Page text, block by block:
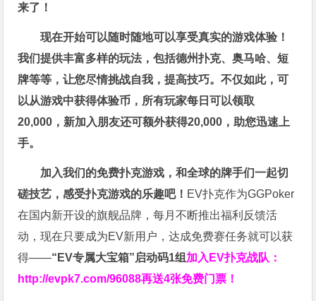
来了！
现在开始可以随时随地可以享受真实的游戏体验！
我们提供丰富多样的玩法，包括德州扑克、奥马哈、短
牌等等，让您尽情挑战自我，提高技巧。不仅如此，可
以从游戏中获得体验币，所有玩家每日可以领取
20,000，新加入朋友还可额外获得20,000，助您迅速上
手。
加入我们的免费扑克游戏，和全球的牌手们一起切
磋技艺，感受扑克游戏的乐趣吧！ EV扑克作为GGPoker
在国内新开设的旗舰品牌，每月不断推出福利反馈活
动，现在只要成为EV新用户，达成免费赛任务就可以获
得——“EV专属大宝箱”启动码1组 加入EV扑克战队：
http://evpk7.com/96088再送4张免费门票！